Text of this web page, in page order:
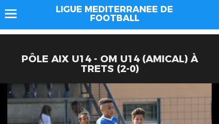
LIGUE MEDITERRANEE DE
FOOTBALL
PÔLE AIX U14 - OM U14 (AMICAL) À
TRETS (2-0)